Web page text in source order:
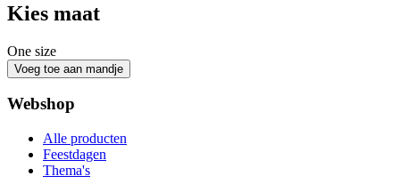
Kies maat
One size
Webshop
Alle producten
Feestdagen
Thema's